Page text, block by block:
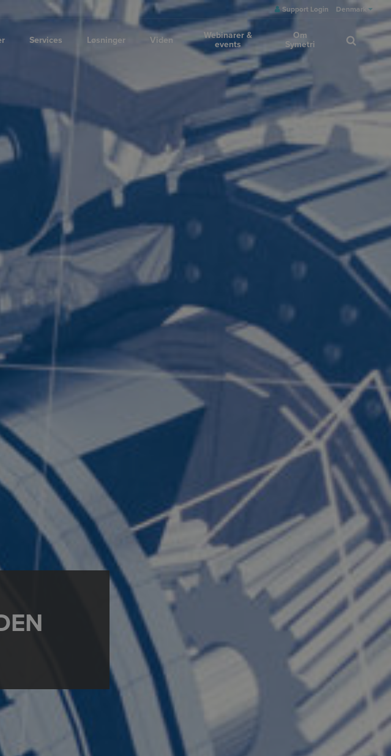
Support Login Denmark
Services Løsninger Viden
Webinarer &
events
Om
Symetri